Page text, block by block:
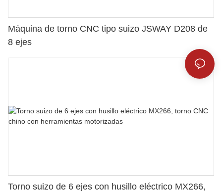
Máquina de torno CNC tipo suizo JSWAY D208 de
8 ejes
Torno suizo de 6 ejes con husillo eléctrico MX266,